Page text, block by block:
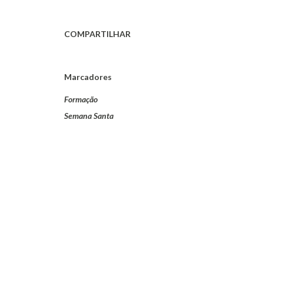
COMPARTILHAR
Marcadores
Formação
Semana Santa